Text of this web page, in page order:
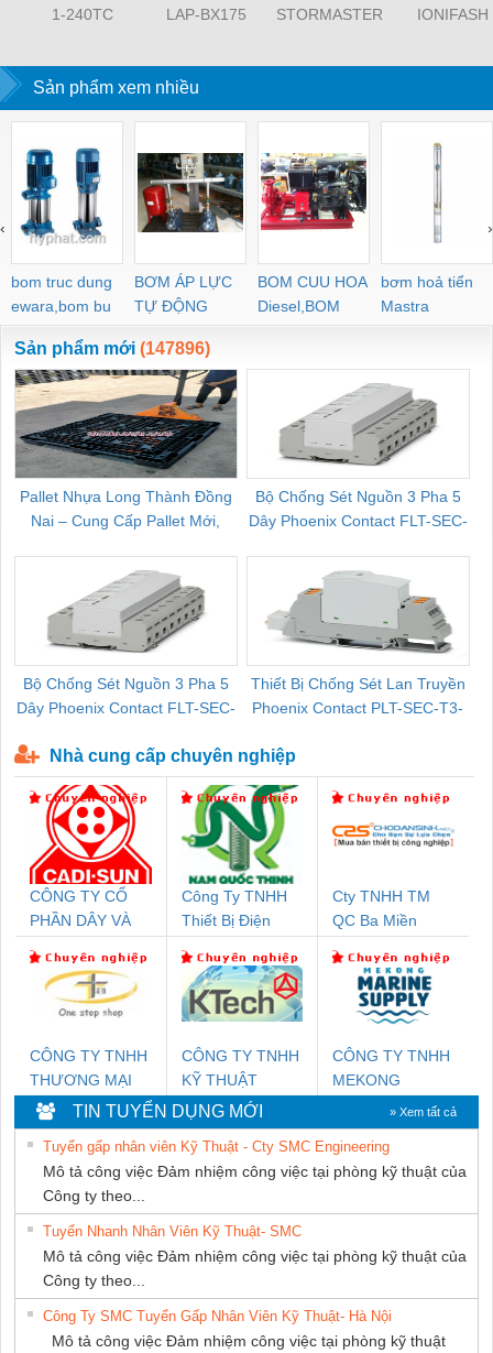
1-240TC
LAP-BX175
STORMASTER
IONIFASH
Sản phẩm xem nhiều
bom truc dung
ewara,bom bu
ewara
BƠM ÁP LỰC
TỰ ĐỘNG
BOM CUU HOA
Diesel,BOM
CHUA CHAY
bơm hoả tiển
Mastra
‹ ›
Sản phẩm mới (147896)
Pallet Nhựa Long Thành Đồng
Nai – Cung Cấp Pallet Mới,
Bộ Chống Sét Nguồn 3 Pha 5
Dây Phoenix Contact FLT-SEC-
Bộ Chống Sét Nguồn 3 Pha 5
Dây Phoenix Contact FLT-SEC-
Thiết Bị Chống Sét Lan Truyền
Phoenix Contact PLT-SEC-T3-
Nhà cung cấp chuyên nghiệp
CÔNG TY CỔ
PHẦN DÂY VÀ
THƯỢNG ĐÌNH
Công Ty TNHH
Thiết Bị Điện
Cty TNHH TM
QC Ba Miền
CÔNG TY TNHH
THƯƠNG MẠI
THIÊN ÂN VIỆT
NAM
CÔNG TY TNHH
KỸ THUẬT
KTECH VIỆT
NAM
CÔNG TY TNHH
MEKONG
SUPPLY
TIN TUYỂN DỤNG MỚI » Xem tất cả
Tuyển gấp nhân viên Kỹ Thuật - Cty SMC Engineering
Mô tả công việc Đảm nhiệm công việc tại phòng kỹ thuật của
Công ty theo...
Tuyển Nhanh Nhân Viên Kỹ Thuật- SMC
Mô tả công việc Đảm nhiệm công việc tại phòng kỹ thuật của
Công ty theo...
Công Ty SMC Tuyển Gấp Nhân Viên Kỹ Thuật- Hà Nội
Mô tả công việc Đảm nhiệm công việc tại phòng kỹ thuật